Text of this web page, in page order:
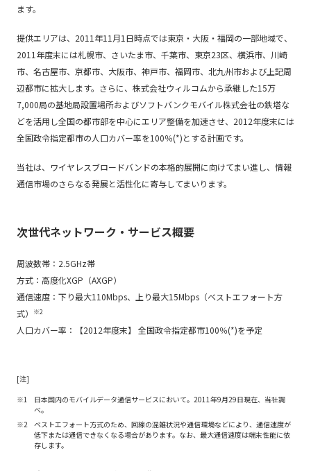
ます。
提供エリアは、2011年11月1日時点では東京・大阪・福岡の一部地域で、
2011年度末には札幌市、さいたま市、千葉市、東京23区、横浜市、川崎
市、名古屋市、京都市、大阪市、神戸市、福岡市、北九州市および上記周
辺都市に拡大します。さらに、株式会社ウィルコムから承継した15万
7,000局の基地局設置場所およびソフトバンクモバイル株式会社の鉄塔な
どを活用し全国の都市部を中心にエリア整備を加速させ、2012年度末には
全国政令指定都市の人口カバー率を100％(*)とする計画です。
当社は、ワイヤレスブロードバンドの本格的展開に向けてまい進し、情報
通信市場のさらなる発展と活性化に寄与してまいります。
次世代ネットワーク・サービス概要
周波数帯：2.5GHz帯
方式：高度化XGP（AXGP）
通信速度：下り最大110Mbps、上り最大15Mbps（ベストエフォート方
式）
※2
人口カバー率：【2012年度末】 全国政令指定都市100％(*)を予定
[注]
日本国内のモバイルデータ通信サービスにおいて。2011年9月29日現在、当社調
べ。
ベストエフォート方式のため、回線の混雑状況や通信環境などにより、通信速度が
低下または通信できなくなる場合があります。なお、最大通信速度は端末性能に依
存します。